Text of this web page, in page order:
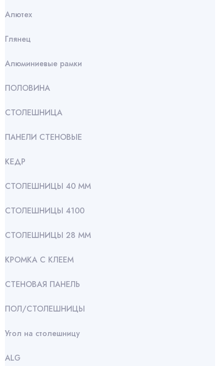
Алютех
Глянец
Алюминиевые рамки
ПОЛОВИНА
СТОЛЕШНИЦА
ПАНЕЛИ СТЕНОВЫЕ
КЕДР
СТОЛЕШНИЦЫ 40 ММ
СТОЛЕШНИЦЫ 4100
СТОЛЕШНИЦЫ 28 ММ
КРОМКА С КЛЕЕМ
СТЕНОВАЯ ПАНЕЛЬ
ПОЛ/СТОЛЕШНИЦЫ
Угол на столешницу
АLG